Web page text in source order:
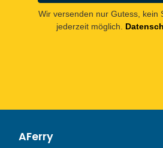
Wir versenden nur Gutess, kein
jederzeit möglich.
AFerry